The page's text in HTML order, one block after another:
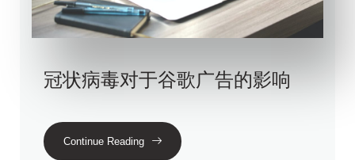
冠状病毒对于谷歌广告的影响
Continue Reading